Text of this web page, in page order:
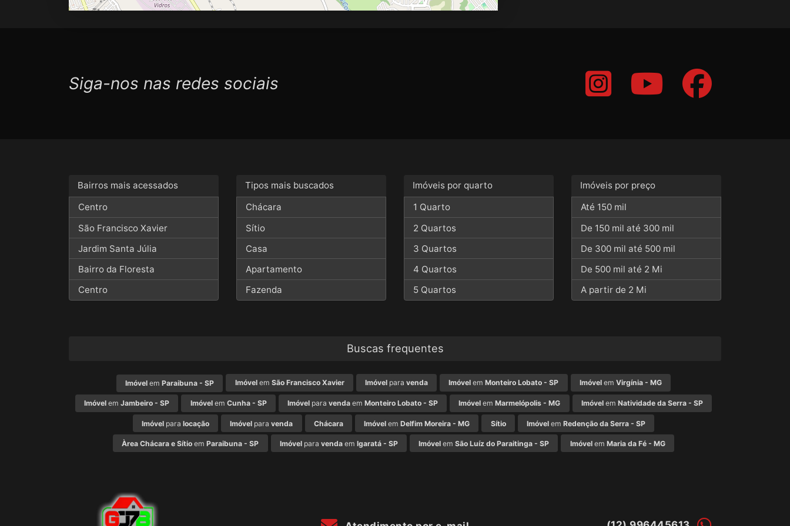
Siga-nos nas redes sociais
Bairros mais acessados
Centro
São Francisco Xavier
Jardim Santa Júlia
Bairro da Floresta
Centro
Tipos mais buscados
Chácara
Sítio
Casa
Apartamento
Fazenda
Imóveis por quarto
1 Quarto
2 Quartos
3 Quartos
4 Quartos
5 Quartos
Imóveis por preço
Até 150 mil
De 150 mil até 300 mil
De 300 mil até 500 mil
De 500 mil até 2 Mi
A partir de 2 Mi
Buscas frequentes
Imóvel emParaibuna - SP Imóvelem São Francisco Xavier Imóvel para venda Imóvel emMonteiro Lobato - SP Imóvelem Virgínia - MG
Imóvel emJambeiro - SP Imóvelem Cunha - SP Imóvel para venda em Monteiro Lobato - SP Imóvel emMarmelópolis - MG Imóvelem Natividade da Serra - SP
Imóvel paralocação Imóvel paravenda Chácara Imóvel emDelfim Moreira - MG Sítio Imóvelem Redenção da Serra - SP
Àrea Chácara e Sítio emParaibuna - SP Imóvelpara vendaem Igaratá - SP Imóvel emSão Luíz do Paraitinga - SP Imóvelem Maria da Fé - MG